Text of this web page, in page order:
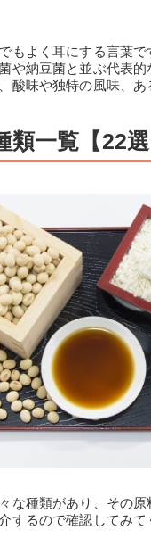
もよく耳にする言葉
や納豆菌と並ぶ代表
酸味や独特の風味、
一覧【22選
な種類があり、その
するので確認してみて